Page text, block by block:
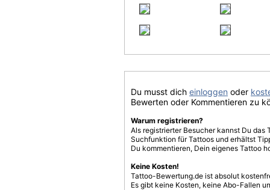
Du musst dich einloggen oder
Bewerten oder Kommentieren zu
Warum registrieren?
Als registrierter Besucher kannst Du
Suchfunktion für Tattoos und erhältst
Du kommentieren, Dein eigenes Tattoo
Keine Kosten!
Tattoo-Bewertung.de ist absolut
Es gibt keine Kosten, keine Abo-Fallen